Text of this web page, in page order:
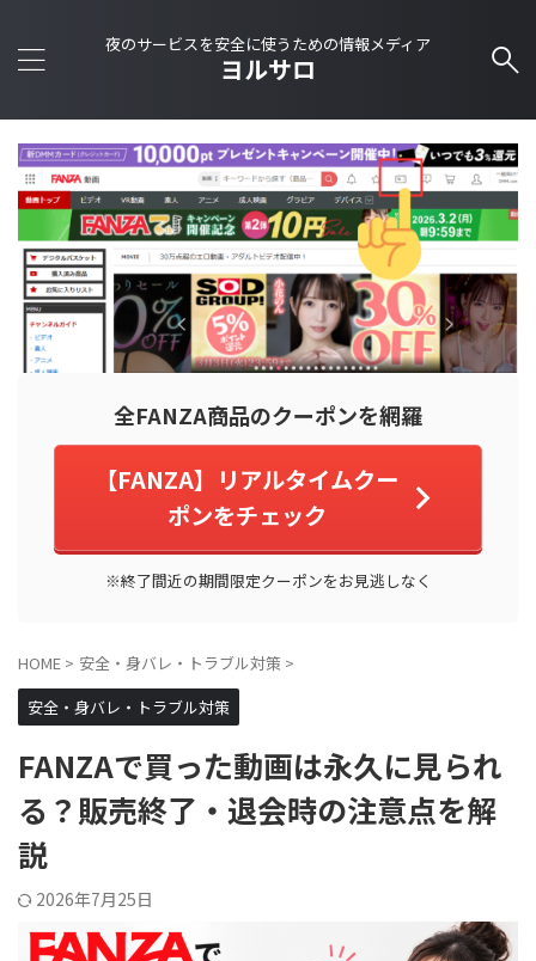
夜のサービスを安全に使うための情報メディア
ヨルサロ
全FANZA商品のクーポンを網羅
【FANZA】リアルタイムクー
ポンをチェック
※終了間近の期間限定クーポンをお見逃しなく
HOME > 安全・身バレ・トラブル対策 >
安全・身バレ・トラブル対策
FANZAで買った動画は永久に見られ
る？販売終了・退会時の注意点を解
説
2026年7月25日